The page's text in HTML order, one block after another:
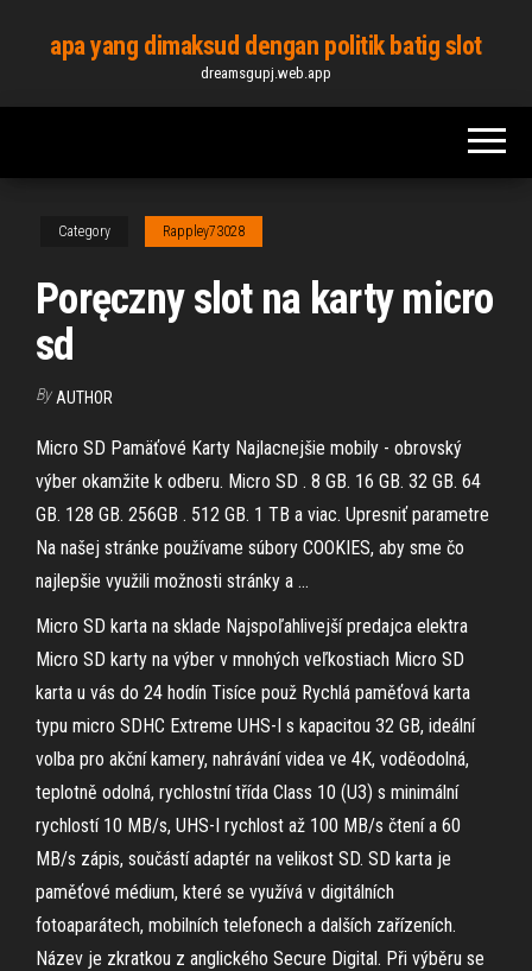
content
apa yang dimaksud dengan politik batig slot
dreamsgupj.web.app
Category Rappley73028
Poręczny slot na karty micro
sd
By AUTHOR
Micro SD Pamäťové Karty Najlacnejšie mobily - obrovský
výber okamžite k odberu. Micro SD . 8 GB. 16 GB. 32 GB. 64
GB. 128 GB. 256GB . 512 GB. 1 TB a viac. Upresniť parametre
Na našej stránke používame súbory COOKIES, aby sme čo
najlepšie využili možnosti stránky a …
Micro SD karta na sklade Najspoľahlivejší predajca elektra
Micro SD karty na výber v mnohých veľkostiach Micro SD
karta u vás do 24 hodín Tisíce použ Rychlá paměťová karta
typu micro SDHC Extreme UHS-I s kapacitou 32 GB, ideální
volba pro akční kamery, nahrávání videa ve 4K, voděodolná,
teplotně odolná, rychlostní třída Class 10 (U3) s minimální
rychlostí 10 MB/s, UHS-I rychlost až 100 MB/s čtení a 60
MB/s zápis, součástí adaptér na velikost SD. SD karta je
paměťové médium, které se využívá v digitálních
fotoaparátech, mobilních telefonech a dalších zařízeních.
Název je zkratkou z anglického Secure Digital. Při výběru se